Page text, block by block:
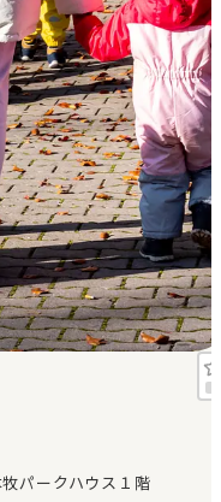
パークハウス１階